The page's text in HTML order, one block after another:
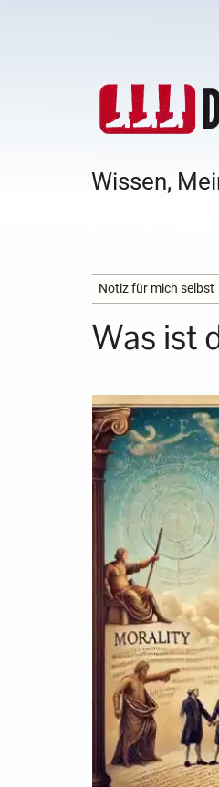
Wissen,
Notiz für mich selbst
Was ist